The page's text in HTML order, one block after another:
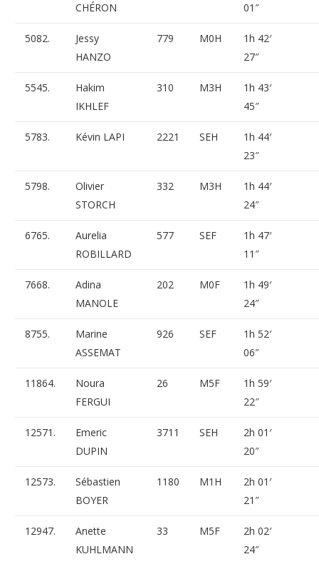
CHÉRON
01″
5082.
Jessy
HANZO
779 M0H
1h 42′
27″
5545.
Hakim
IKHLEF
310 M3H
1h 43′
45″
5783. Kévin LAPI 2221 SEH
1h 44′
23″
5798.
Olivier
STORCH
332 M3H
1h 44′
24″
6765.
Aurelia
ROBILLARD
577 SEF
1h 47′
11″
7668.
Adina
MANOLE
202 M0F
1h 49′
24″
8755.
Marine
ASSEMAT
926 SEF
1h 52′
06″
11864.
Noura
FERGUI
26 M5F
1h 59′
22″
12571.
Emeric
DUPIN
3711 SEH
2h 01′
20″
12573.
Sébastien
BOYER
1180 M1H
2h 01′
21″
12947.
Anette
KUHLMANN
33 M5F
2h 02′
24″